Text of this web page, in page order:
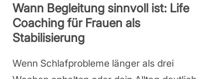
Wann Begleitung sinnvoll ist: Life
Coaching für Frauen als
Stabilisierung
Wenn Schlafprobleme länger als drei